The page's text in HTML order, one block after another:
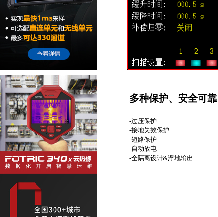
多种保护、安全可靠
-过压保护
-接地失效保护
-短路保护
-自动放电
-全隔离设计&浮地输出